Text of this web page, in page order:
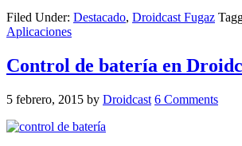
Filed Under: Destacado, Droidcast Fugaz
Aplicaciones
Control de batería en
5 febrero, 2015 by Droidcast 6 Comments